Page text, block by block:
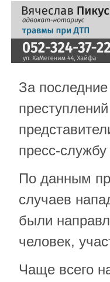
За
пресс-
По данным
случаев
были
человек,
Чаще всего